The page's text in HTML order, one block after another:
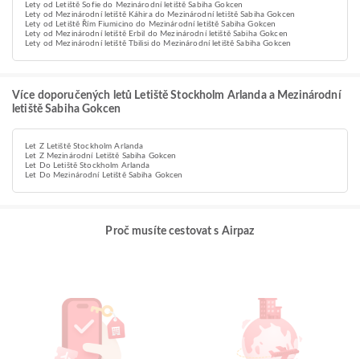
Lety od Letiště Sofie do Mezinárodní letiště Sabiha Gokcen
Lety od Mezinárodní letiště Káhira do Mezinárodní letiště Sabiha Gokcen
Lety od Letiště Řím Fiumicino do Mezinárodní letiště Sabiha Gokcen
Lety od Mezinárodní letiště Erbil do Mezinárodní letiště Sabiha Gokcen
Lety od Mezinárodní letiště Tbilisi do Mezinárodní letiště Sabiha Gokcen
Více doporučených letů Letiště Stockholm Arlanda a Mezinárodní
letiště Sabiha Gokcen
Let Z Letiště Stockholm Arlanda
Let Z Mezinárodní Letiště Sabiha Gokcen
Let Do Letiště Stockholm Arlanda
Let Do Mezinárodní Letiště Sabiha Gokcen
Proč musíte cestovat s Airpaz